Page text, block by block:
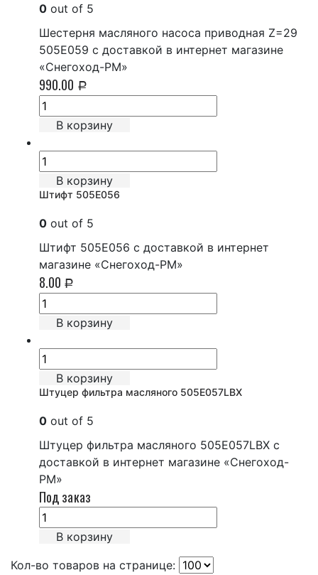
0 out of 5
Шестерня масляного насоса приводная Z=29
505E059 с доставкой в интернет магазине
«Снегоход-РМ»
990.00 Р
В корзину
В корзину
Штифт 505E056
0 out of 5
Штифт 505E056 с доставкой в интернет
магазине «Снегоход-РМ»
8.00 Р
В корзину
В корзину
Штуцер фильтра масляного 505E057LBX
0 out of 5
Штуцер фильтра масляного 505E057LBX с
доставкой в интернет магазине «Снегоход-
РМ»
Под заказ
В корзину
Кол-во товаров на странице: